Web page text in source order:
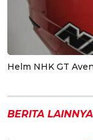
Helm NHK GT
BERITA LAINNYA